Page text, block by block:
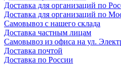
Доставка для организаций по
Доставка для организаций по
Самовывоз с нашего склада
Доставка частным лицам
Самовывоз из офиса на ул.
Доставка почтой
Доставка по России